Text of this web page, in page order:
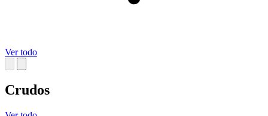
Ver todo
Crudos